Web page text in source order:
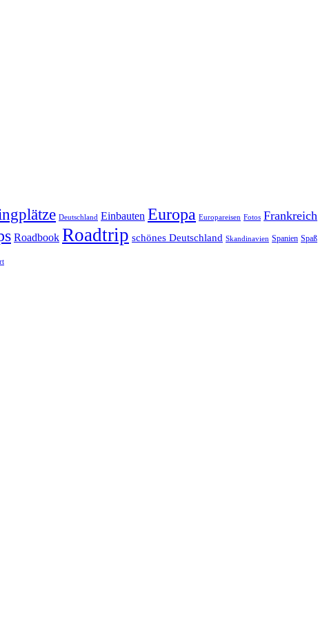
Deutschland Einbauten Europa Europareisen Fotos Frankreich
Roadbook Roadtrip schönes Deutschland Skandinavien Spanien Spaß